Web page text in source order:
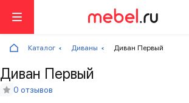
Каталог Диваны Диван Первый
Диван Первый
0 отзывов